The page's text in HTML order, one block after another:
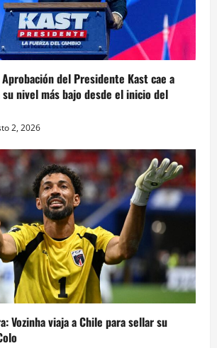
del Presidente Kast cae a
nivel más bajo desde el inicio del
2, 2026
Vozinha viaja a Chile para sellar su